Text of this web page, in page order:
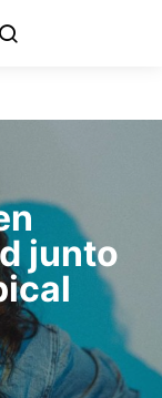
junto